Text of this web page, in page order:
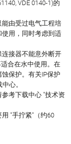
VDE 0140-1)的
由受过电气工程培
用，同时考虑到适
接器不能意外断开
合在水中使用。在
保护。有关IP保护
心。
考下载中心 "技术资
"手拧紧"（约60